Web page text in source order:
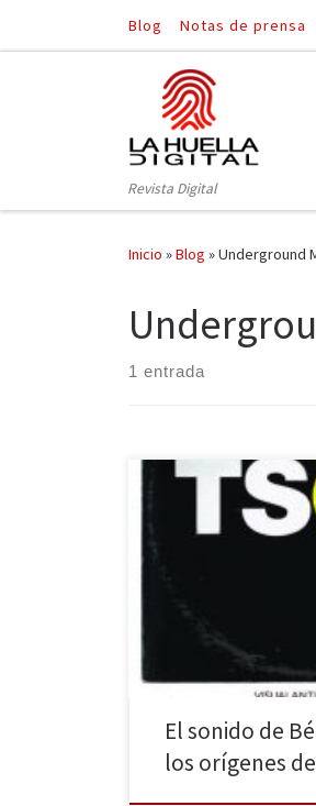
Saltar al contenido
Blog Notas de prensa
Revista Digital
Inicio »Blog »Underground
1 entrada
La explosión de la
en libros recientes, pero
que contar de su historia.
llegada […]
El sonido de
los orígenes